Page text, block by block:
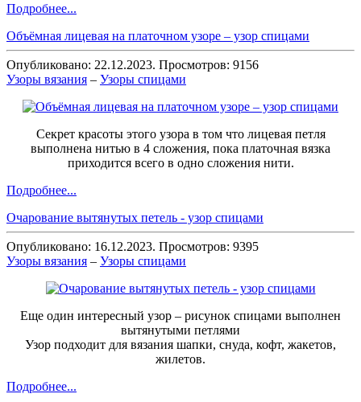
Подробнее...
Объёмная лицевая на платочном узоре – узор спицами
Опубликовано: 22.12.2023. Просмотров: 9156
Узоры вязания – Узоры спицами
Секрет красоты этого узора в том что лицевая петля
выполнена нитью в 4 сложения, пока платочная вязка
приходится всего в одно сложения нити.
Подробнее...
Очарование вытянутых петель - узор спицами
Опубликовано: 16.12.2023. Просмотров: 9395
Узоры вязания – Узоры спицами
Еще один интересный узор – рисунок спицами выполнен
вытянутыми петлями
Узор подходит для вязания шапки, снуда, кофт, жакетов,
жилетов.
Подробнее...